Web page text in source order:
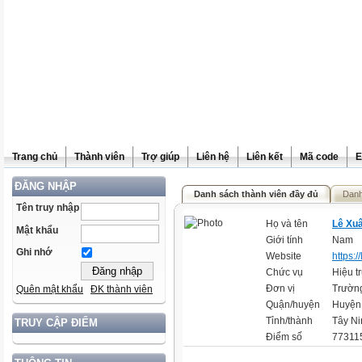
Trang chủ Thành viên Trợ giúp Liên hệ Liên kết Mã code
ĐĂNG NHẬP
Tên truy nhập
Mật khẩu
Ghi nhớ
Quên mật khẩu ĐK thành viên
TRUY CẬP ĐIỂM
Danh sách thành viên đầy đủ
Họ và tên
Lê
Giới tính
Nam
Website
Chức vụ
Hiệu
Đơn vị
Quận/huyện
Tỉnh/thành
Tây
Điểm số